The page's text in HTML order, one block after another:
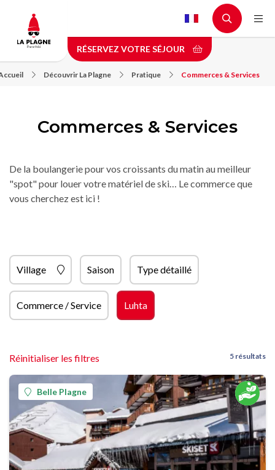
contenu
principal
RÉSERVEZ VOTRE SÉJOUR
Découvrir La Plagne Pratique Commerces & Services
Commerces & Services
De la boulangerie pour vos croissants du matin au meilleur
"spot" pour louer votre matériel de ski… Le commerce que
vous cherchez est ici !
Village Saison Type détaillé
Commerce / Service Luhta
Réinitialiser les filtres 5 résultats
Belle Plagne